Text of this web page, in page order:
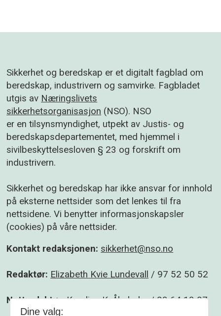
Sikkerhet og beredskap er et digitalt fagblad om
beredskap, industrivern og samvirke. Fagbladet
utgis av Næringslivets
sikkerhetsorganisasjon (NSO). NSO
er en tilsynsmyndighet, utpekt av Justis- og
beredskapsdepartementet, med hjemmel i
sivilbeskyttelsesloven § 23 og forskrift om
industrivern.
Sikkerhet og beredskap har ikke ansvar for innhold
på eksterne nettsider som det lenkes til fra
nettsidene. Vi benytter informasjonskapsler
(cookies) på våre nettsider.
Kontakt redaksjonen: sikkerhet@nso.no
Redaktør: Elizabeth Kvie Lundevall / 97 52 50 52
Nettredaktør: Karoline K. Åbyholm/ 93 64 13 07
Dine valg: